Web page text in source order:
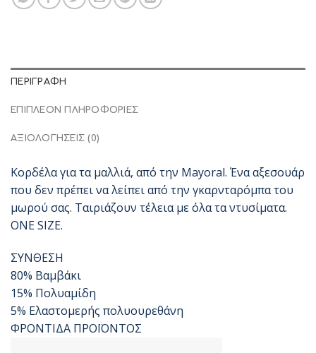
ΠΕΡΙΓΡΑΦΉ
ΕΠΙΠΛΈΟΝ ΠΛΗΡΟΦΟΡΊΕΣ
ΑΞΙΟΛΟΓΉΣΕΙΣ (0)
Kορδέλα για τα μαλλιά, από την Mayoral. Ένα αξεσουάρ
που δεν πρέπει να λείπει από την γκαρνταρόμπα του
μωρού σας. Ταιριάζουν τέλεια με όλα τα ντυσίματα.
ONE SIZE.
ΣΥΝΘΕΣΗ
80% Βαμβάκι
15% Πολυαμίδη
5% Ελαστομερής πολυουρεθάνη
ΦΡΟΝΤΙΔΑ ΠΡΟΪΟΝΤΟΣ